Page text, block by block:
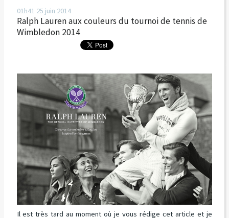
01h41 25 juin 2014
Ralph Lauren aux couleurs du tournoi de tennis de
Wimbledon 2014
Il est très tard au moment où je vous rédige cet article et je